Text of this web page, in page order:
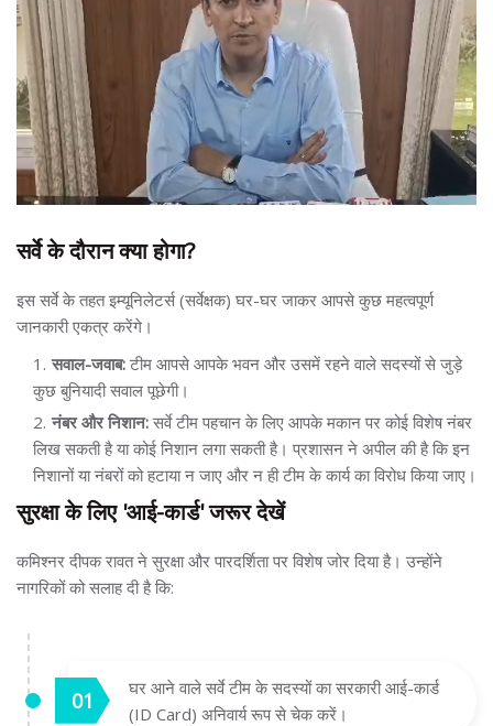
सर्वे के दौरान क्या होगा?
इस सर्वे के तहत इम्यूनिलेटर्स (सर्वेक्षक) घर-घर जाकर आपसे कुछ महत्वपूर्ण
जानकारी एकत्र करेंगे।
सवाल-जवाब: टीम आपसे आपके भवन और उसमें रहने वाले सदस्यों से जुड़े
कुछ बुनियादी सवाल पूछेगी।
नंबर और निशान: सर्वे टीम पहचान के लिए आपके मकान पर कोई विशेष नंबर
लिख सकती है या कोई निशान लगा सकती है। प्रशासन ने अपील की है कि इन
निशानों या नंबरों को हटाया न जाए और न ही टीम के कार्य का विरोध किया जाए।
सुरक्षा के लिए 'आई-कार्ड' जरूर देखें
कमिश्नर दीपक रावत ने सुरक्षा और पारदर्शिता पर विशेष जोर दिया है। उन्होंने
नागरिकों को सलाह दी है कि:
घर आने वाले सर्वे टीम के सदस्यों का सरकारी आई-कार्ड
(ID Card) अनिवार्य रूप से चेक करें।